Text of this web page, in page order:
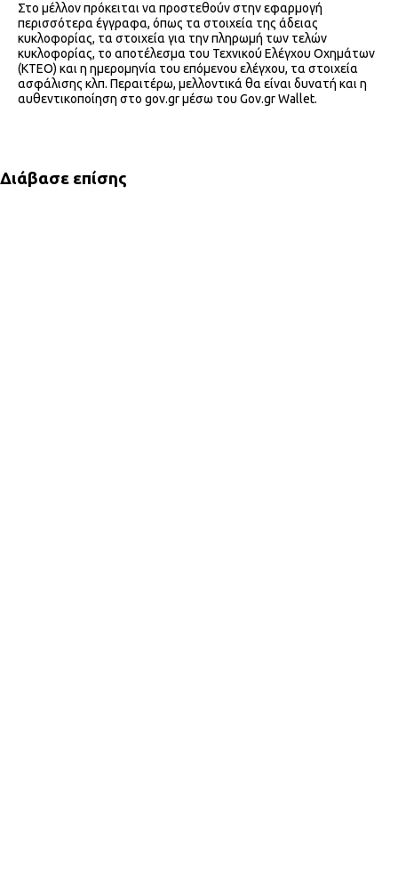
Στο μέλλον πρόκειται να προστεθούν στην εφαρμογή
περισσότερα έγγραφα, όπως τα στοιχεία της άδειας
κυκλοφορίας, τα στοιχεία για την πληρωμή των τελών
κυκλοφορίας, το αποτέλεσμα του Τεχνικού Ελέγχου Οχημάτων
(ΚΤΕΟ) και η ημερομηνία του επόμενου ελέγχου, τα στοιχεία
ασφάλισης κλπ. Περαιτέρω, μελλοντικά θα είναι δυνατή και η
αυθεντικοποίηση στο gov.gr μέσω του Gov.gr Wallet.
Διάβασε επίσης